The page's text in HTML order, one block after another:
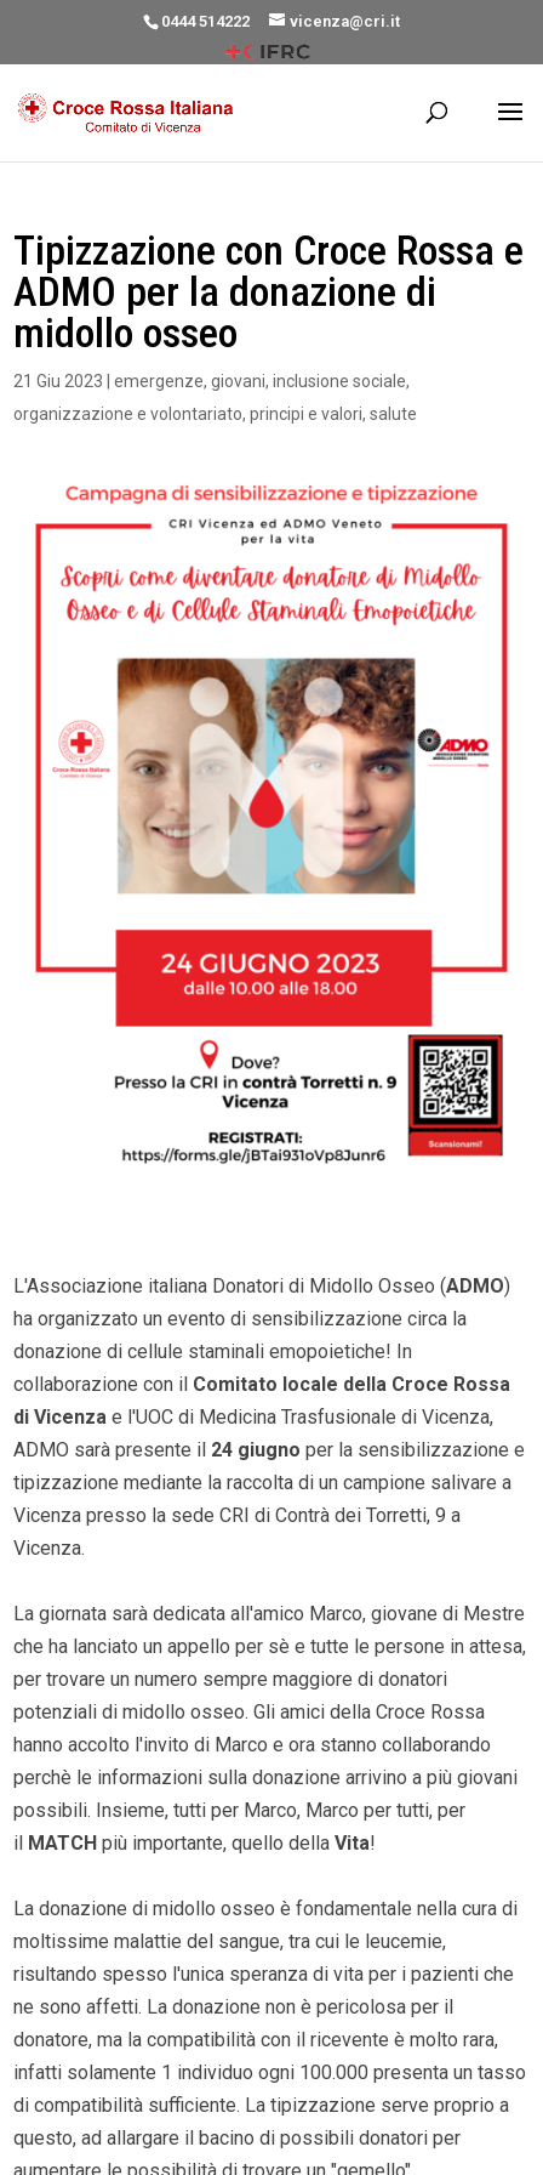
0444 514222 vicenza@cri.it
Tipizzazione con Croce Rossa e
ADMO per la donazione di
midollo osseo
21 Giu 2023 |emergenze,giovani,inclusione sociale,
organizzazione e volontariato,principi e valori,salute
L'Associazione italiana Donatori di Midollo Osseo (ADMO)
ha organizzato un evento di sensibilizzazione circa la
donazione di cellule staminali emopoietiche! In
collaborazione con il Comitato locale della Croce Rossa
di Vicenzae l'UOC di Medicina Trasfusionale di Vicenza,
ADMO sarà presente il 24 giugno per la sensibilizzazione e
tipizzazione mediante la raccolta di un campione salivare a
Vicenza presso la sede CRI di Contrà dei Torretti, 9 a
Vicenza.
La giornata sarà dedicata all'amico Marco, giovane di Mestre
che ha lanciato un appello per sè e tutte le persone in attesa,
per trovare un numero sempre maggiore di donatori
potenziali di midollo osseo. Gli amici della Croce Rossa
hanno accolto l'invito di Marco e ora stanno collaborando
perchè le informazioni sulla donazione arrivino a più giovani
possibili. Insieme, tutti per Marco, Marco per tutti, per
il MATCH più importante, quello dellaVita!
La donazione di midollo osseo è fondamentale nella cura di
moltissime malattie del sangue, tra cui le leucemie,
risultando spesso l'unica speranza di vita per i pazienti che
ne sono affetti. La donazione non è pericolosa per il
donatore, ma la compatibilità con il ricevente è molto rara,
infatti solamente 1 individuo ogni 100.000 presenta un tasso
di compatibilità sufficiente. La tipizzazione serve proprio a
questo, ad allargare il bacino di possibili donatori per